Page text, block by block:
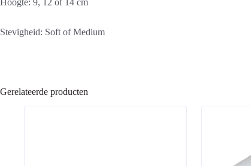
Stevigheid: Soft of Medium
Gerelateerde producten